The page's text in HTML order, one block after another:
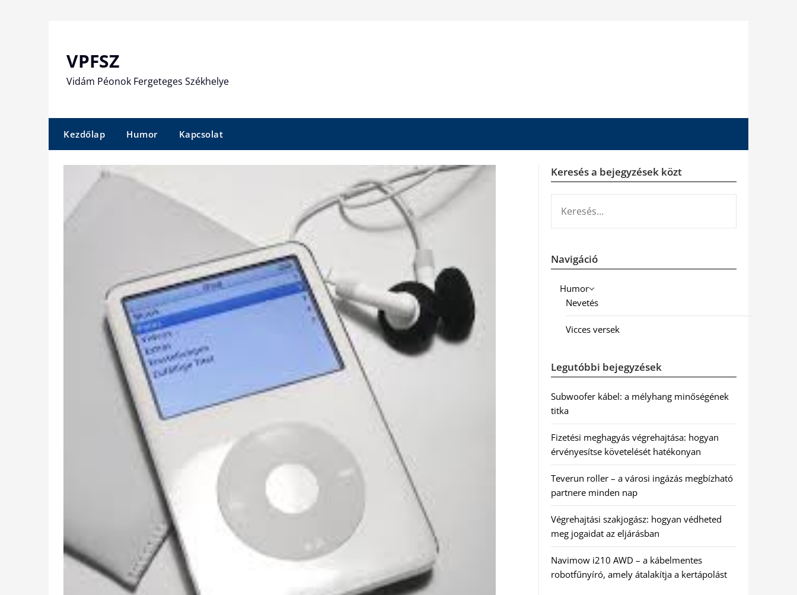
VPFSZ
Vidám Péonok Fergeteges Székhelye
Kezdőlap Humor Kapcsolat
Keresés a bejegyzések közt
Navigáció
Humor
Nevetés
Vicces versek
Legutóbbi bejegyzések
Subwoofer kábel: a mélyhang minőségének
titka
Fizetési meghagyás végrehajtása: hogyan
érvényesítse követelését hatékonyan
Teverun roller – a városi ingázás megbízható
partnere minden nap
Végrehajtási szakjogász: hogyan védheted
meg jogaidat az eljárásban
Navimow i210 AWD – a kábelmentes
robotfűnyíró, amely átalakítja a kertápolást